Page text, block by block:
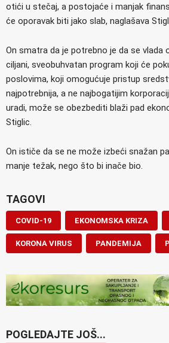
otići u stečaj, a postojaće i manjak
će oporavak biti jako slab, naglašava
On smatra da je potrebno je da se vlada
ciljani, sveobuhvatan program koji će
poslovima, koji omogućuje pristup
najpotrebnija, a ne najbogatijim
uradi, može se obezbediti blaži pad
Stiglic.
On ističe da se ne može izbeći snažan
manje težak, nego što bi inače bio.
TAGOVI
COVID-19 EKONOMSKA KRIZA
KORONA VIRUS PANDEMIJA
POGLEDAJTE JOŠ...